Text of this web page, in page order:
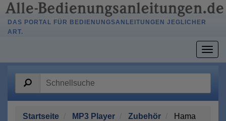
DAS PORTAL FÜR BEDIENUNGSANLEITUNGEN JEGLICHER
ART.
Startseite MP3 Player Zubehör Hama